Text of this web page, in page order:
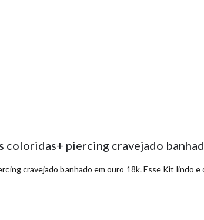
piercing cravejado
cravejado banhado em ouro 18k. Esse Kit lindo